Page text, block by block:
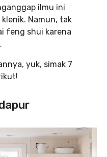
ilmu ini
klenik. Namun, tak
feng shui karena
yuk, simak 7